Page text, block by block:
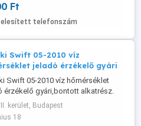
Ft
telefonszám
Swift 05-2010 víz
jeladó érzékelő gyári
Swift 05-2010 víz hőmérséklet
érzékelő gyári,bontott alkatrész.
kerület, Budapest
18